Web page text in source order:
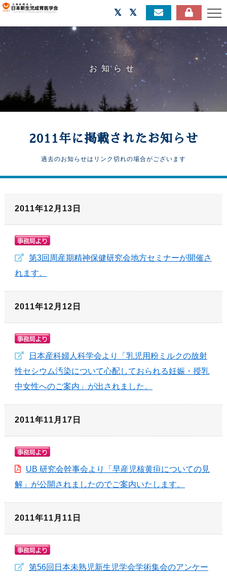
お知らせ
2011年に掲載されたお知らせ
過去のお知らせはリンク切れの場合がございます
2011年12月13日
第3回周産期精神保健研究会地方セミナーが開催さ
れます。
2011年12月12日
日本産科婦人科学会より「乳児用粉ミルクの放射
性セシウム汚染について心配しておられる妊娠・授乳
中女性へのご案内」が出されました。
2011年11月17日
UB 研究会幹事会より「早産児核黄疸についての見
解」が公開されましたのでご案内いたします。
2011年11月11日
第56回日本未熟児新生児学会学術集会のアンケー